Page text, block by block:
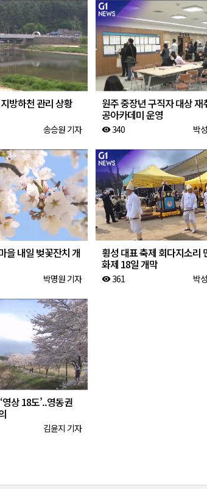
방하천 관리 상황
송승원 기자
원주 중장년 구직자 대상 재
공아카데미 운영
visibility340 박
을 내일 벚꽃잔치 개
박명원 기자
횡성 대표 축제 회다지소리
화제 18일 개막
visibility361 박
영상 18도’..영동권
김윤지 기자